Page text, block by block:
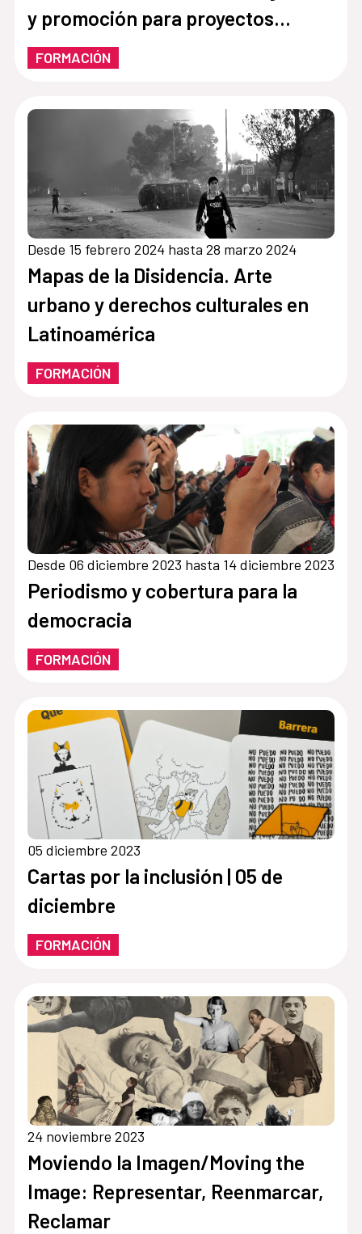
y promoción para proyectos
culturales dirigidas a niñas, niños y
adolescentes
FORMACIÓN
Desde 15 febrero 2024 hasta 28 marzo 2024
Mapas de la Disidencia. Arte
urbano y derechos culturales en
Latinoamérica
FORMACIÓN
Desde 06 diciembre 2023 hasta 14 diciembre 2023
Periodismo y cobertura para la
democracia
FORMACIÓN
05 diciembre 2023
Cartas por la inclusión | 05 de
diciembre
FORMACIÓN
24 noviembre 2023
Moviendo la Imagen/Moving the
Image: Representar, Reenmarcar,
Reclamar